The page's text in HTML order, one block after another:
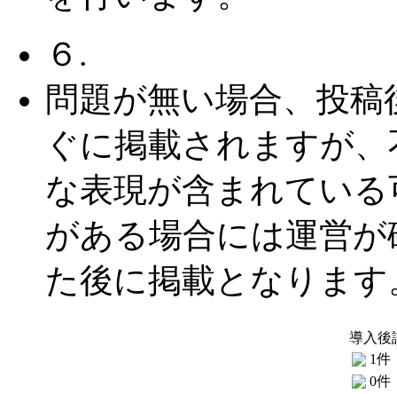
６.
問題が無い場合、投稿
ぐに掲載されますが
な表現が含まれている
がある場合には運営が
た後に掲載となります
導入後
1件
0件